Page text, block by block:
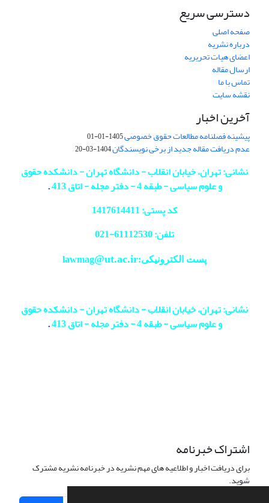
دسترسی سریع
صفحه اصلی
درباره نشریه
اعضای هیات تحریریه
ارسال مقاله
تماس با ما
نقشه سایت
آخرین اخبار
پیشینه فصلنامه مطالعات حقوق خصوصی1405-01-01
عدم دریافت مقاله جدید از برخی نویسندگان1404-03-20
نشانی: تهران، خیابان انقلاب - دانشگاه تهران - دانشکده حقوق
و علوم سیاسی - طبقه 4 - دفتر مجله - اتاق 413
.
کد پستی: 1417614411
تلفن: 61112530-
021
پست الکترونیکی:lawmag@ut.ac.ir
نشانی: تهران، خیابان انقلاب - دانشگاه تهران - دانشکده حقوق
و علوم سیاسی - طبقه 4 - دفتر مجله - اتاق 413
.
اشتراک خبرنامه
برای دریافت اخبار و اطلاعیه های مهم نشریه در خبرنامه نشریه مشترک
شوید.